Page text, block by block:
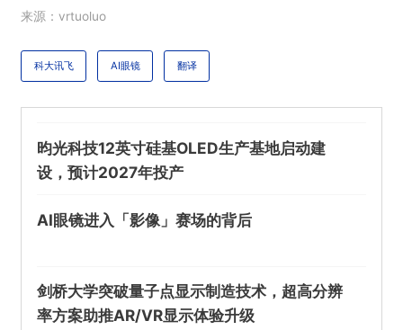
来源：vrtuoluo
科大讯飞 AI眼镜 翻译
昀光科技12英寸硅基OLED生产基地启动建
设，预计2027年投产
AI眼镜进入「影像」赛场的背后
剑桥大学突破量子点显示制造技术，超高分辨
率方案助推AR/VR显示体验升级